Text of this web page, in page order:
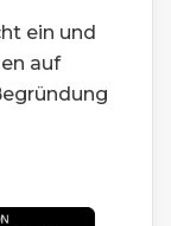
ein und
auf